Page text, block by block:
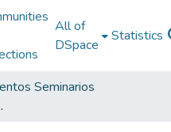
All of
DSpace
Statistics
Seminarios
de la Administración Pública 2005